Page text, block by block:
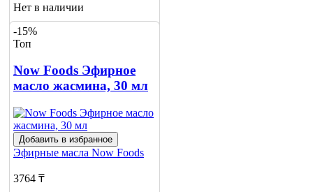
Нет в наличии
Сообщить
о наличии
-15%
Топ
Now Foods Эфирное
масло жасмина, 30 мл
Добавить в избранное
Эфирные масла Now Foods
3764 ₸